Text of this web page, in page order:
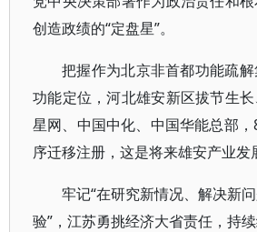
创造政绩的“定盘星”。
把握作为北京非首都功能疏
功能定位，河北雄安新区拔节生
星网、中国中化、中国华能总部
序迁移注册，这是将来雄安产业发
牢记“在研究新情况、解决新
验”，江苏勇挑经济大省责任，持